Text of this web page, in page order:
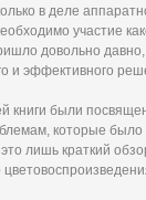
в деле
участие
довольно
и эффективного
книги были
которые было
это лишь краткий